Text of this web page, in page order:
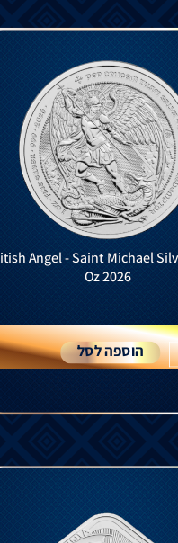
Angel - Saint Michael
Oz 2026
הוספה לסל